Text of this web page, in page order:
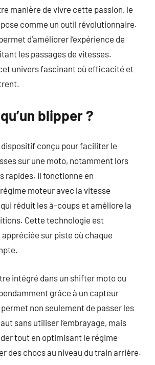
manière de vivre cette passion, le
comme un outil révolutionnaire.
d’améliorer l’expérience de
les passages de vitesses.
univers fascinant où efficacité et
blipper ?
dispositif conçu pour faciliter le
sur une moto, notamment lors
rapides. Il fonctionne en
moteur avec la vitesse
réduit les à-coups et améliore la
Cette technologie est
sur piste où chaque
intégré dans un shifter moto ou
grâce à un capteur
non seulement de passer les
sans utiliser l’embrayage, mais
tout en optimisant le régime
des chocs au niveau du train arrière.